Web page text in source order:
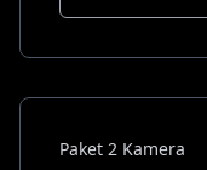
Paket 2 Kamera